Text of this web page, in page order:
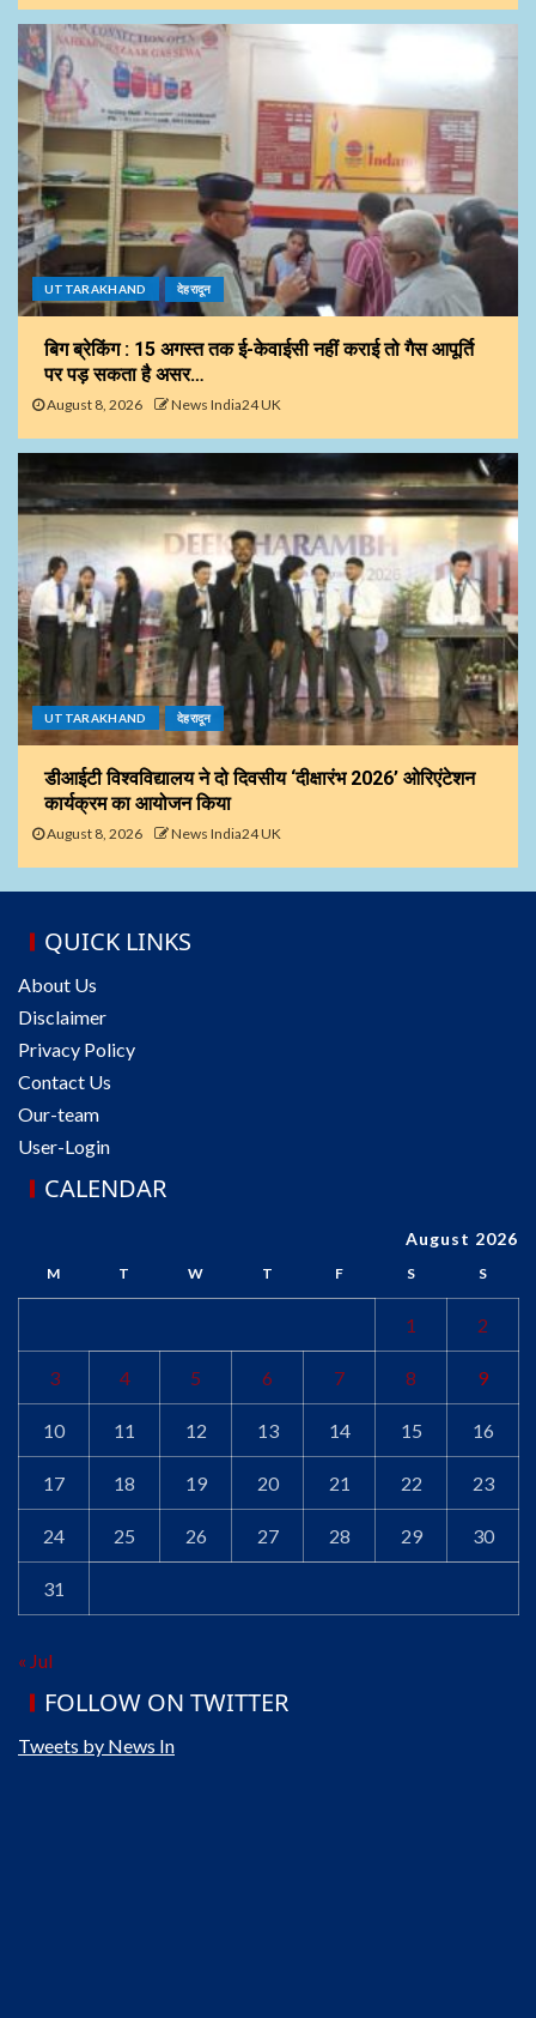
UTTARAKHAND देहरादून
बिग ब्रेकिंग : 15 अगस्त तक ई-केवाईसी नहीं कराई तो गैस आपूर्ति
पर पड़ सकता है असर…
August 8, 2026 News India24 UK
UTTARAKHAND देहरादून
डीआईटी विश्वविद्यालय ने दो दिवसीय ‘दीक्षारंभ 2026’ ओरिएंटेशन
कार्यक्रम का आयोजन किया
August 8, 2026 News India24 UK
QUICK LINKS
About Us
Disclaimer
Privacy Policy
Contact Us
Our-team
User-Login
CALENDAR
August 2026
M T W T F S S
1 2
3 4 5 6 7 8 9
10 11 12 13 14 15 16
17 18 19 20 21 22 23
24 25 26 27 28 29 30
31
« Jul
FOLLOW ON TWITTER
Tweets by News In